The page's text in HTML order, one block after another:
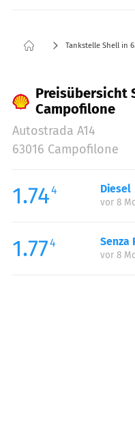
Tankstelle Shell in
Preisübersicht
Campofilone
Autostrada A14
63016 Campofilone
1.744 Diesel
vor 8
1.774 Senza
vor 8